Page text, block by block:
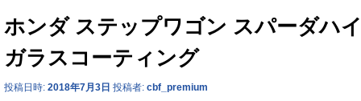
ホンダ ステップワゴン スパーダハ
ガラスコーティング
投稿日時: 2018年7月3日 投稿者: cbf_premium